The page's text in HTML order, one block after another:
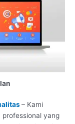
– Kami
professional yang